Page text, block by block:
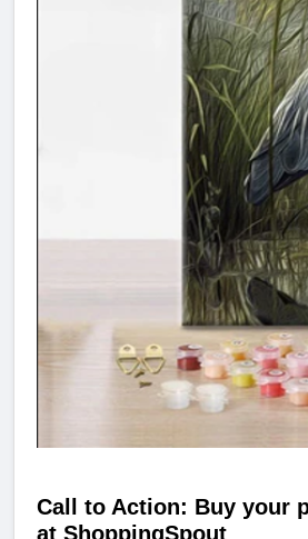
Call to Action: Buy your
at ShoppingSpout